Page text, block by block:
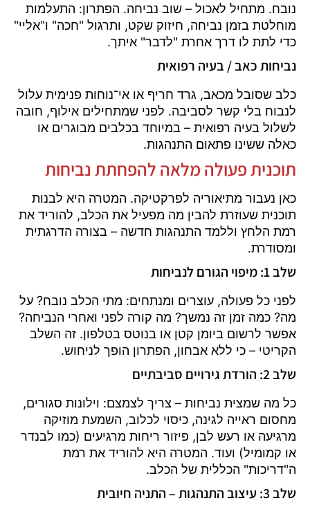
נובח. מתחיל לאכול – שוב נביחה. הפתרון: התעלמות
מוחלטת בזמן נביחה, חיזוק שקט, ותרגול "חכה" ו"אליי"
כדי לתת לו דרך אחרת "לדבר" איתך.
נביחות כאב / בעיה רפואית
כלב שסובל מכאב, גרד חריף או אי־נוחות פנימית עלול
לנבוח בלי קשר לסביבה. לפני שמתחילים אילוף, חובה
לשלול בעיה רפואית – במיוחד בכלבים מבוגרים או
כאלה ששינו פתאום התנהגות.
תוכנית פעולה מלאה להפחתת נביחות
כאן נעבור מתיאוריה לפרקטיקה. המטרה היא לבנות
תוכנית שעוזרת להבין מה מפעיל את הכלב, להוריד את
רמת הלחץ וללמד התנהגות חדשה – בצורה הדרגתית
ומסודרת.
שלב 1: מיפוי הגורם לנביחות
לפני כל פעולה, עוצרים ומנתחים: מתי הכלב נובח? על
מה? כמה זמן זה נמשך? מה קורה לפני ואחרי הנביחה?
אפשר לרשום ביומן קטן או בנוטס בטלפון. זה השלב
הקריטי – כי ללא אבחון, הפתרון הופך לניחוש.
שלב 2: הורדת גירויים סביבתיים
כל מה שמצית נביחות – צריך לצמצם: וילונות סגורים,
מחסום ראייה לגינה, כיסוי לכלוב, השמעת מוזיקה
מרגיעה או רעש לבן, פיזור ריחות מרגיעים (כמו לבנדר
או קמומיל) ועוד. המטרה היא להוריד את רמת
ה"דריכות" הכללית של הכלב.
שלב 3: עיצוב התנהגות – התניה חיובית